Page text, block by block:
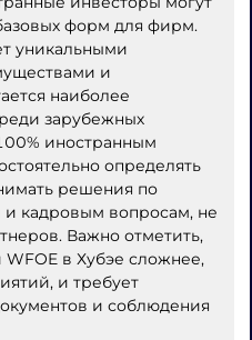
форм для фирм.
уникальными
и
наиболее
зарубежных
иностранным
определять
решения по
кадровым вопросам, не
Важно отметить,
в Хубэе сложнее,
и требует
и соблюдения